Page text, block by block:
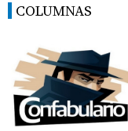
COLUMNAS